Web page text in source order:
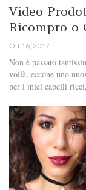
Video
Ricompro o
Ott 16, 2017
Non è passato
voilà, eccone uno
per i miei capelli